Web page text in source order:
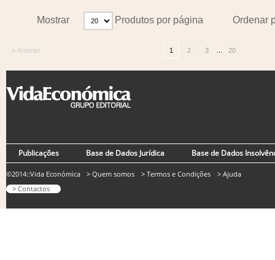
Ordenar
Mostrar Produtos por página
« Anterior 1 2 3 ... 20
Publicações Base de Dados Jurídica Base de Dados
©2014::Vida Económica
> Contactos
> Quem somos > Termos e Condições > Ajuda